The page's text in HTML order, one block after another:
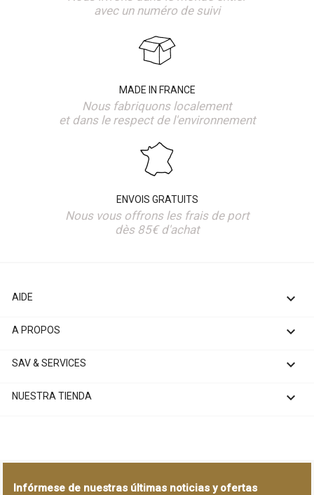
avec un numéro de suivi
MADE IN FRANCE
Nous fabriquons localement
et dans le respect de l'environnement
ENVOIS GRATUITS
Nous vous offrons les frais de port
dès 85€ d'achat
AIDE 
A PROPOS 
SAV & SERVICES 
NUESTRA TIENDA 
Infórmese de nuestras últimas noticias y ofertas